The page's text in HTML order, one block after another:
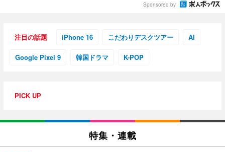
Sponsored by
注目の話題 iPhone 16 こだわりデスクツアー AI
Google Pixel 9 韓国ドラマ K-POP
PICK UP
特集・連載